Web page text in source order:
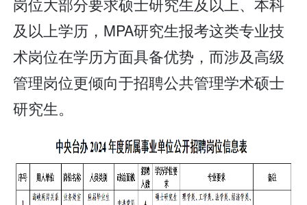
及以上学历，MPA研究生报考这类专业技
术岗位在学历方面具备优势，而涉及高级
管理岗位更倾向于招聘公共管理学术硕士
研究生。